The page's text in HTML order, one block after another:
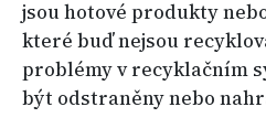
jsou hotové produkty
které buď nejsou
problémy v recyklačním
být odstraněny nebo